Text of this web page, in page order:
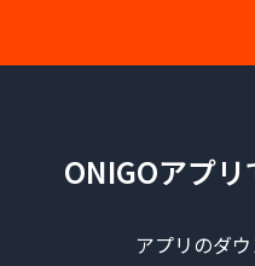
ONIGOアプ
アプリのダ